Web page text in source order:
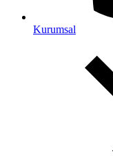
Kurumsal